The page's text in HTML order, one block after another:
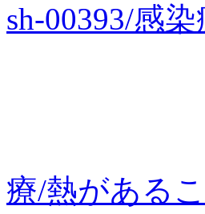
sh-00393/感
療/熱がある